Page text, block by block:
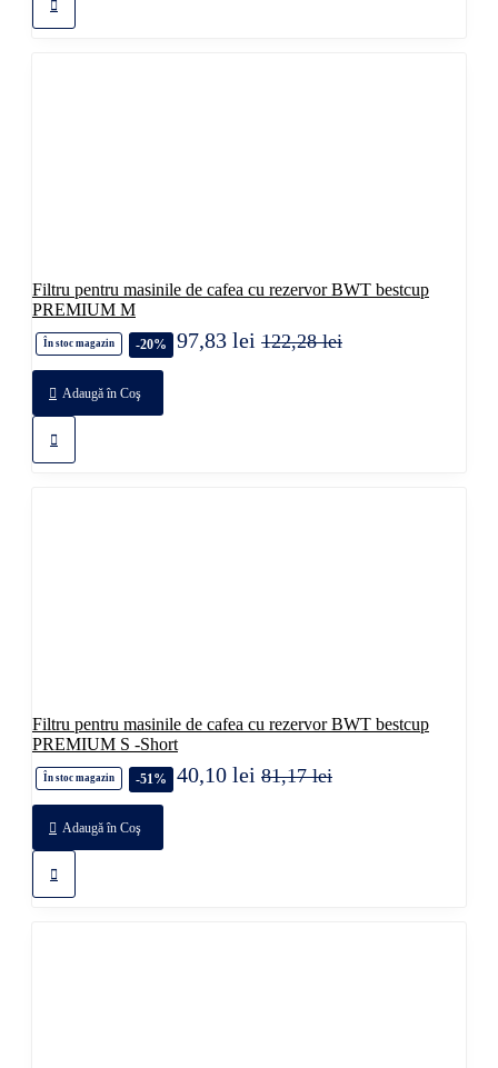
Filtru pentru masinile de cafea cu rezervor BWT bestcup
PREMIUM M
În stoc magazin -20% 97,83 lei 122,28 lei
Adaugă în Coş
Filtru pentru masinile de cafea cu rezervor BWT bestcup
PREMIUM S -Short
În stoc magazin -51% 40,10 lei 81,17 lei
Adaugă în Coş